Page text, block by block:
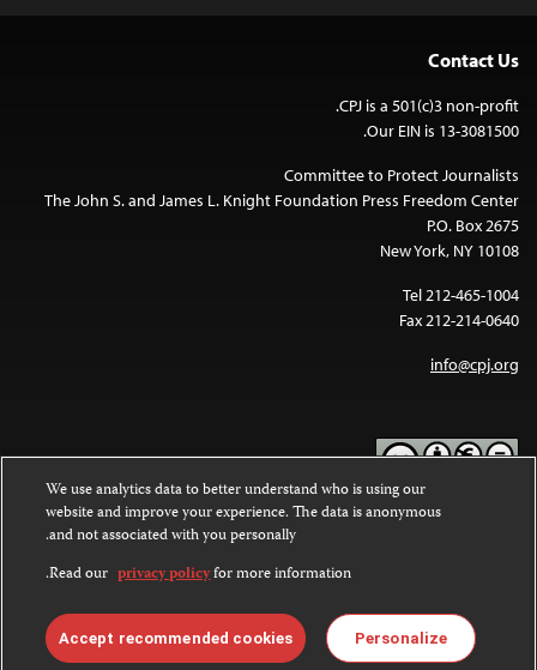
Contact Us
CPJ is a 501(c)3 non-profit.
Our EIN is 13-3081500.
Committee to Protect Journalists
The John S. and James L. Knight Foundation Press Freedom Center
P.O. Box 2675
New York, NY 10108
Tel 212-465-1004
Fax 212-214-0640
info@cpj.org
Except where noted, text on this website is licensed under a
Commons Attribution-NonCommercial-NoDerivatives 4.0
Images and other media are not covered by the Creative Commons
license. For more information about permissions, see our
.
We use analytics data to better understand who is using our
website and improve your experience. The data is anonymous
and not associated with you personally.
Read our privacy policyfor more information.
Personalize
Accept recommended cookies